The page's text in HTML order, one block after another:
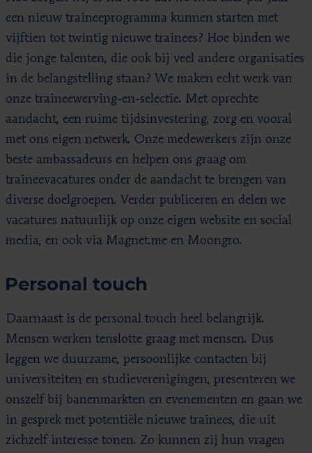
een nieuw traineeprogramma kunnen starten met
vijftien tot twintig nieuwe trainees? Hoe binden we
die jonge talenten, die ook bij veel andere organisaties
in de belangstelling staan? We maken echt werk van
onze traineewerving-en-selectie. Met oprechte
aandacht, een ruime tijdsinvestering, zorg en vooral
met ons eigen netwerk. Onze medewerkers zijn onze
beste ambassadeurs en helpen ons graag om
traineevacatures onder de aandacht te brengen van
diverse doelgroepen. Verder publiceren en delen we
vacatures natuurlijk op onze eigen website en social
media, en ook via Magnet.me en Moongro.
Personal touch
Daarnaast is de personal touch heel belangrijk.
Mensen werken tenslotte graag met mensen. Dus
leggen we duurzame, persoonlijke contacten bij
universiteiten en studieverenigingen, presenteren we
onszelf bij banenmarkten en evenementen en gaan we
in gesprek met potentiële nieuwe trainees, die uit
zichzelf interesse tonen. Zo kunnen zij hun vragen